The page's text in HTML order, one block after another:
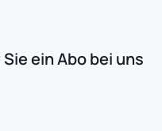
ein Abo bei uns